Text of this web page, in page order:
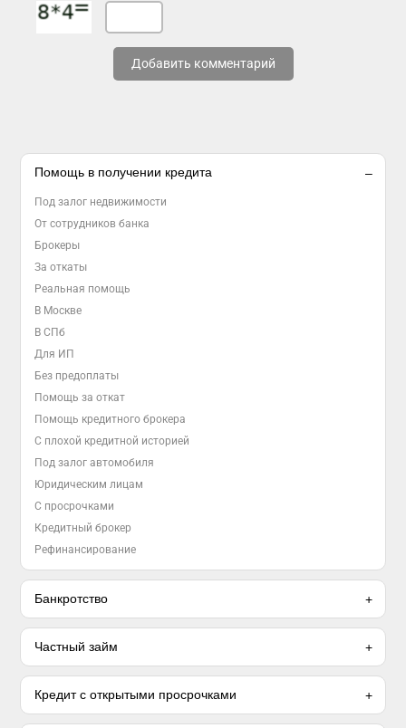
Добавить комментарий
Помощь в получении кредита
Под залог недвижимости
От сотрудников банка
Брокеры
За откаты
Реальная помощь
В Москве
В СПб
Для ИП
Без предоплаты
Помощь за откат
Помощь кредитного брокера
С плохой кредитной историей
Под залог автомобиля
Юридическим лицам
С просрочками
Кредитный брокер
Рефинансирование
Банкротство
Частный займ
Кредит с открытыми просрочками